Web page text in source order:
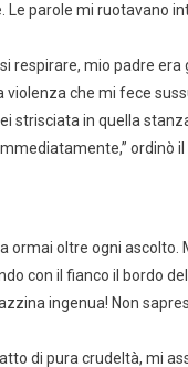
Le parole mi ruotavano
respirare, mio padre
violenza che mi fece
strisciata in quella
ordinò
ormai oltre ogni
con il fianco il bordo
ingenua! Non
di pura crudeltà, mi